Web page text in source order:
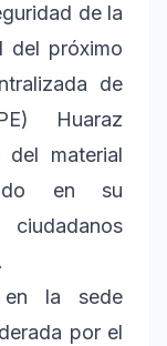
de la
del próximo
de
Huaraz
del material
en su
en la sede
por el